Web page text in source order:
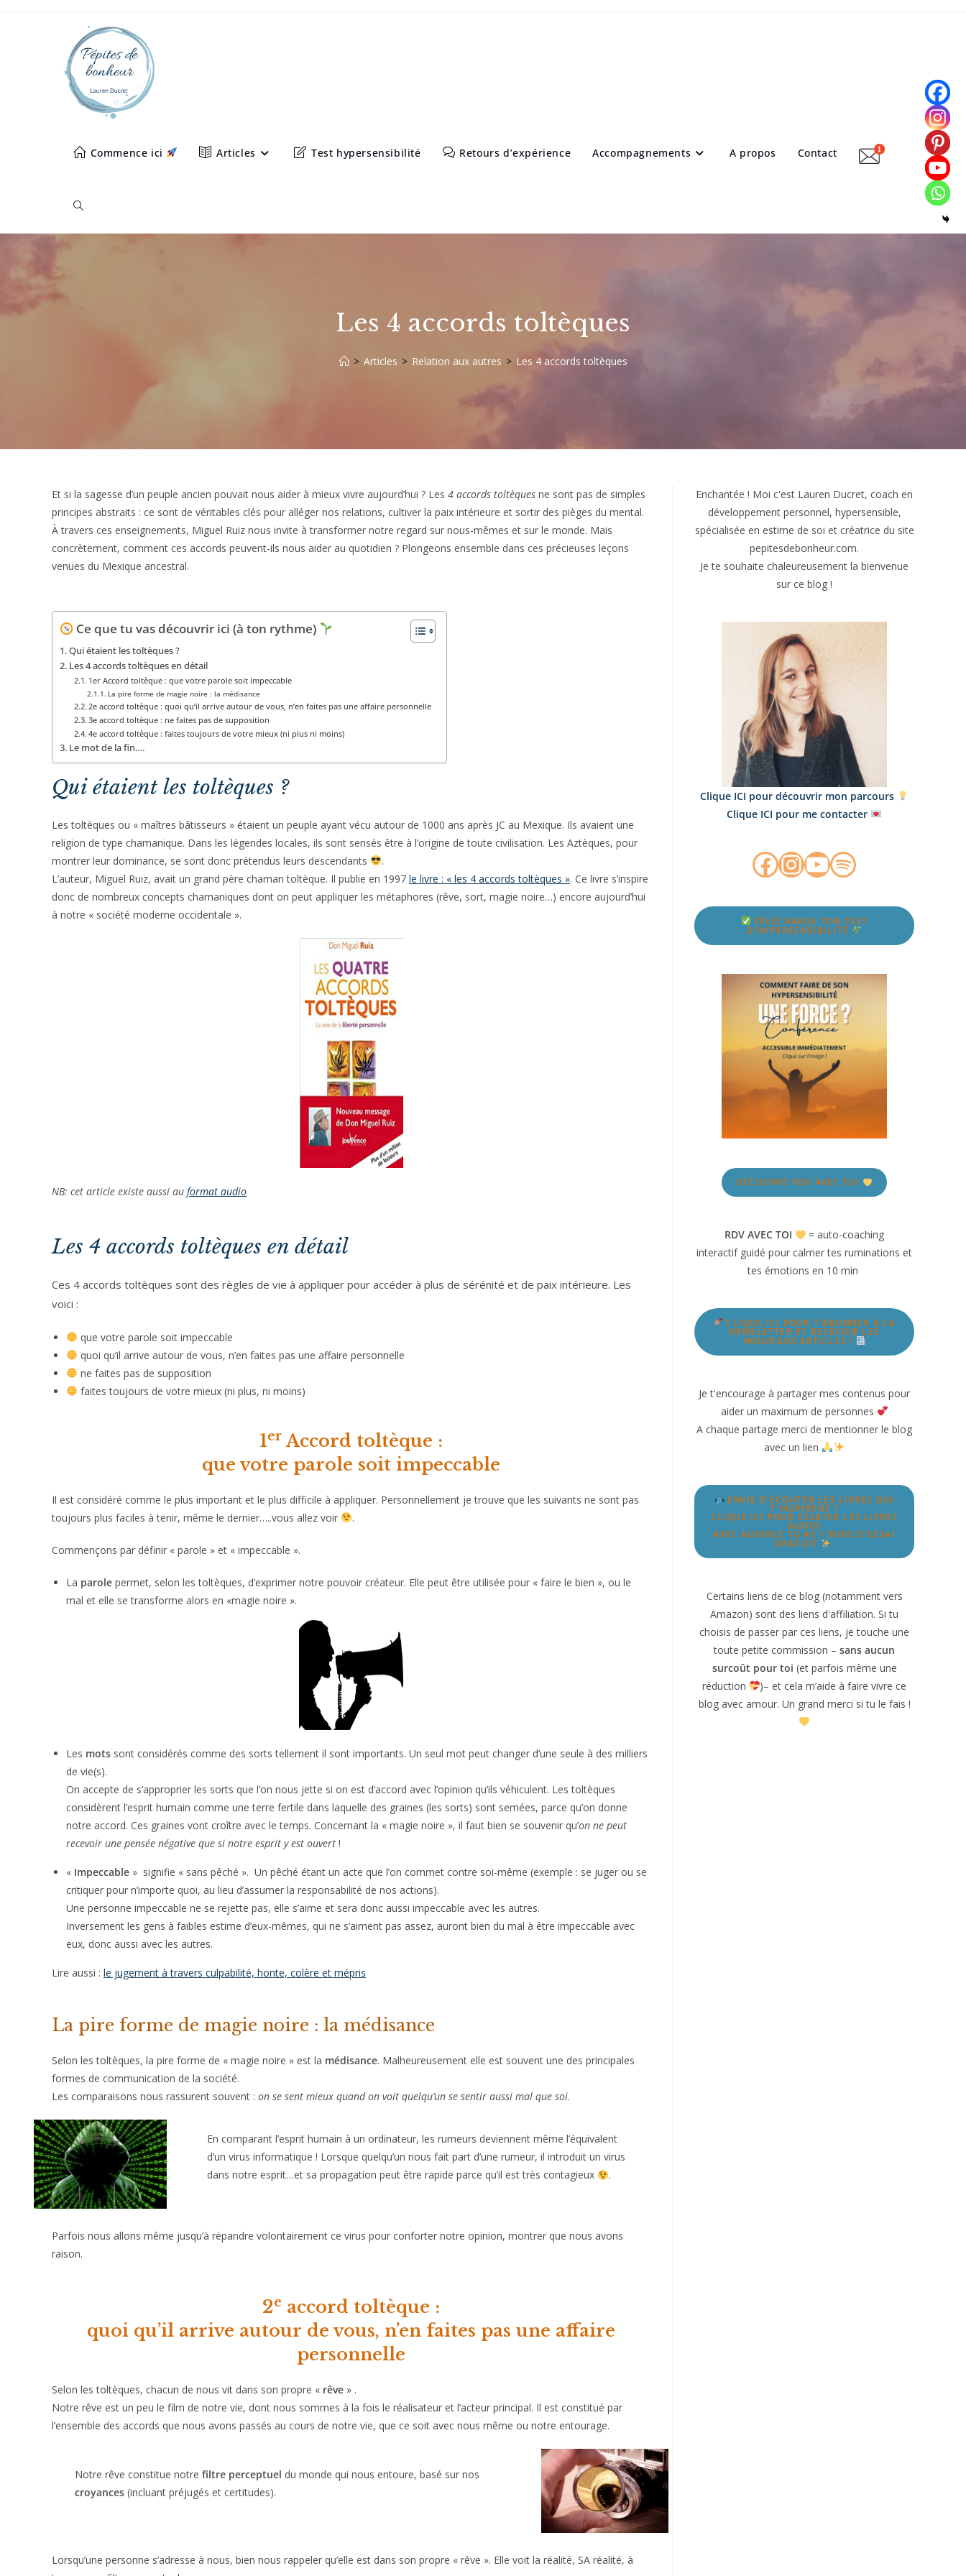
Commence ici Articles Test hypersensibilité Retours d’expérience Accompagnements A propos Contact
Les 4 accords toltèques
> Articles > Relation aux autres > Les 4 accords toltèques
Et si la sagesse d’un peuple ancien pouvait nous aider à mieux vivre aujourd’hui ? Les 4 accords toltèques ne sont pas de simples
principes abstraits : ce sont de véritables clés pour alléger nos relations, cultiver la paix intérieure et sortir des pièges du mental.
À travers ces enseignements, Miguel Ruiz nous invite à transformer notre regard sur nous-mêmes et sur le monde. Mais
concrètement, comment ces accords peuvent-ils nous aider au quotidien ? Plongeons ensemble dans ces précieuses leçons
venues du Mexique ancestral.
Ce que tu vas découvrir ici (à ton rythme)
Qui étaient les toltèques ?
Les 4 accords toltèques en détail
1er Accord toltèque : que votre parole soit impeccable
La pire forme de magie noire : la médisance
2e accord toltèque : quoi qu’il arrive autour de vous, n’en faites pas une affaire personnelle
3e accord toltèque : ne faites pas de supposition
4e accord toltèque : faites toujours de votre mieux (ni plus ni moins)
Le mot de la fin….
Qui étaient les toltèques ?
Les toltèques ou « maîtres bâtisseurs » étaient un peuple ayant vécu autour de 1000 ans après JC au Mexique. Ils avaient une
religion de type chamanique. Dans les légendes locales, ils sont sensés être à l’origine de toute civilisation. Les Aztèques, pour
montrer leur dominance, se sont donc prétendus leurs descendants
.
L’auteur, Miguel Ruiz, avait un grand père chaman toltèque. Il publie en 1997 le livre : « les 4 accords toltèques ». Ce livre s’inspire
donc de nombreux concepts chamaniques dont on peut appliquer les métaphores (rêve, sort, magie noire…) encore aujourd’hui
à notre « société moderne occidentale ».
NB: cet article existe aussi au format audio
Les 4 accords toltèques en détail
Ces 4 accords toltèques sont des règles de vie à appliquer pour accéder à plus de sérénité et de paix intérieure. Les
voici :
que votre parole soit impeccable
quoi qu’il arrive autour de vous, n’en faites pas une affaire personnelle
ne faites pas de supposition
faites toujours de votre mieux (ni plus, ni moins)
1er Accord toltèque :
que votre parole soit impeccable
Il est considéré comme le plus important et le plus difficile à appliquer. Personnellement je trouve que les suivants ne sont pas
toujours plus faciles à tenir, même le dernier…..vous allez voir
.
Commençons par définir « parole » et « impeccable ».
La parole permet, selon les toltèques, d’exprimer notre pouvoir créateur. Elle peut être utilisée pour « faire le bien », ou le
mal et elle se transforme alors en «magie noire ».
Les mots sont considérés comme des sorts tellement il sont importants. Un seul mot peut changer d’une seule à des milliers
de vie(s).
On accepte de s’approprier les sorts que l’on nous jette si on est d’accord avec l’opinion qu’ils véhiculent. Les toltèques
considèrent l’esprit humain comme une terre fertile dans laquelle des graines (les sorts) sont semées, parce qu’on donne
notre accord. Ces graines vont croître avec le temps. Concernant la « magie noire », il faut bien se souvenir qu’on ne peut
recevoir une pensée négative que si notre esprit y est ouvert !
« Impeccable » signifie « sans pêché ». Un pêché étant un acte que l’on commet contre soi-même (exemple : se juger ou se
critiquer pour n’importe quoi, au lieu d’assumer la responsabilité de nos actions).
Une personne impeccable ne se rejette pas, elle s’aime et sera donc aussi impeccable avec les autres.
Inversement les gens à faibles estime d’eux-mêmes, qui ne s’aiment pas assez, auront bien du mal à être impeccable avec
eux, donc aussi avec les autres.
Lire aussi : le jugement à travers culpabilité, honte, colère et mépris
La pire forme de magie noire : la médisance
Selon les toltèques, la pire forme de « magie noire » est la médisance. Malheureusement elle est souvent une des principales
formes de communication de la société.
Les comparaisons nous rassurent souvent : on se sent mieux quand on voit quelqu’un se sentir aussi mal que soi.
En comparant l’esprit humain à un ordinateur, les rumeurs deviennent même l’équivalent
d’un virus informatique ! Lorsque quelqu’un nous fait part d’une rumeur, il introduit un virus
dans notre esprit…et sa propagation peut être rapide parce qu’il est très contagieux
.
Parfois nous allons même jusqu’à répandre volontairement ce virus pour conforter notre opinion, montrer que nous avons
raison.
2e accord toltèque :
quoi qu’il arrive autour de vous, n’en faites pas une affaire
personnelle
Selon les toltèques, chacun de nous vit dans son propre « rêve » .
Notre rêve est un peu le film de notre vie, dont nous sommes à la fois le réalisateur et l’acteur principal. Il est constitué par
l’ensemble des accords que nous avons passés au cours de notre vie, que ce soit avec nous même ou notre entourage.
Notre rêve constitue notre filtre perceptuel du monde qui nous entoure, basé sur nos
croyances(incluant préjugés et certitudes).
Lorsqu’une personne s’adresse à nous, bien nous rappeler qu’elle est dans son propre « rêve ». Elle voit la réalité, SA réalité, à
Enchantée ! Moi c'est Lauren Ducret, coach en
développement personnel, hypersensible,
spécialisée en estime de soi et créatrice du site
pepitesdebonheur.com.
Je te souhaite chaleureusement la bienvenue
sur ce blog !
Clique ICI pour découvrir mon parcours
Clique ICI pour me contacter
TÉLÉCHARGE TON TEST
D'HYPERSENSIBILITÉ
DÉCOUVRE RDV AVEC TOI
RDV AVEC TOI
= auto-coaching
interactif guidé pour calmer tes ruminations et
tes émotions en 10 min
CLIQUE ICI POUR T'ABONNER À LA
NEWSLETTER ET RECEVOIR LES
NOUVEAUX ARTICLES !
Je t'encourage à partager mes contenus pour
aider un maximum de personnes
A chaque partage merci de mentionner le blog
avec un lien
ENVIE D'ÉCOUTER LES LIVRES QUI
T'INSPIRENT ?
CLIQUE ICI POUR ESSAYER LES LIVRES
AUDIO
AVEC AUDIBLE TU AS 1 MOIS D'ESSAI
GRATUIT .
Certains liens de ce blog (notamment vers
Amazon) sont des liens d'affiliation. Si tu
choisis de passer par ces liens, je touche une
toute petite commission – sans aucun
surcoût pour toi (et parfois même une
réduction
)– et cela m’aide à faire vivre ce
blog avec amour. Un grand merci si tu le fais !